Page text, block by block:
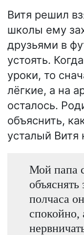
Витя решил
школы ему
друзьями в
устоять.
уроки, то
лёгкие, а на
осталось.
объяснить,
усталый Витя
Мой папа
полчаса
спокойно,